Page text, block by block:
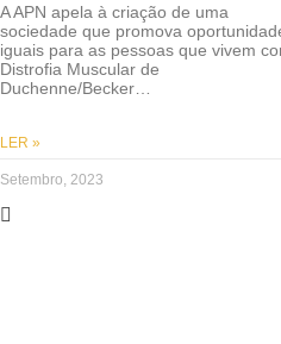
A APN apela à criação de uma
sociedade que promova
iguais para as pessoas que vivem
Distrofia Muscular de
Duchenne/Becker…
LER »
Setembro, 2023